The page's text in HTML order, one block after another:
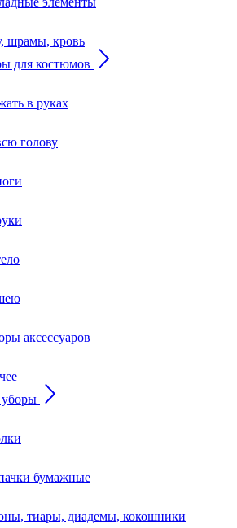
шрамы, кровь
для костюмов
в руках
голову
аксессуаров
бумажные
тиары, диадемы, кокошники